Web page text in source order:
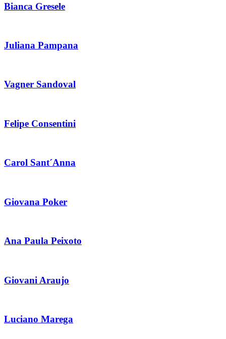
Bianca Gresele
Juliana Pampana
Vagner Sandoval
Felipe Consentini
Carol Sant´Anna
Giovana Poker
Ana Paula Peixoto
Giovani Araujo
Luciano Marega